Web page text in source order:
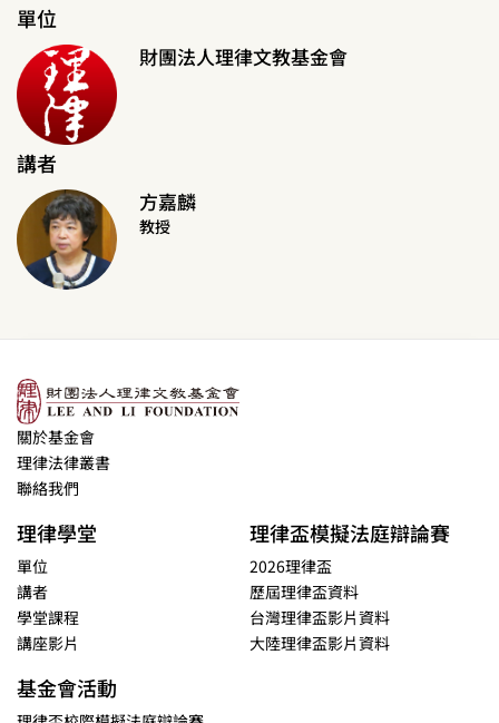
單位
財團法人理律文教基金會
講者
方嘉麟
教授
關於基金會
理律法律叢書
聯絡我們
理律學堂
單位
講者
學堂課程
講座影片
理律盃模擬法庭辯論賽
2026理律盃
歷屆理律盃資料
台灣理律盃影片資料
大陸理律盃影片資料
基金會活動